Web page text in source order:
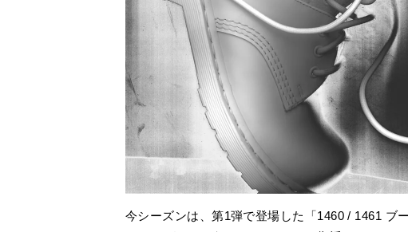
今シーズンは、第1弾で登場した「1460 / 1461 ブ